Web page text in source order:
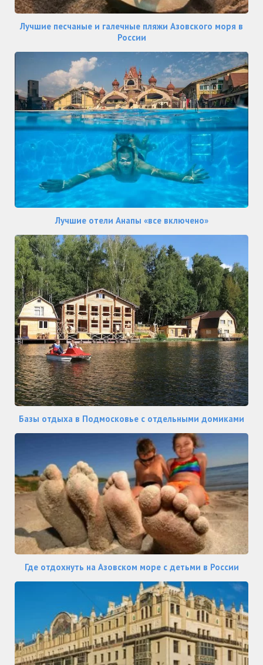
Лучшие песчаные и галечные пляжи Азовского моря в
России
Лучшие отели Анапы «все включено»
Базы отдыха в Подмосковье с отдельными домиками
Где отдохнуть на Азовском море с детьми в России